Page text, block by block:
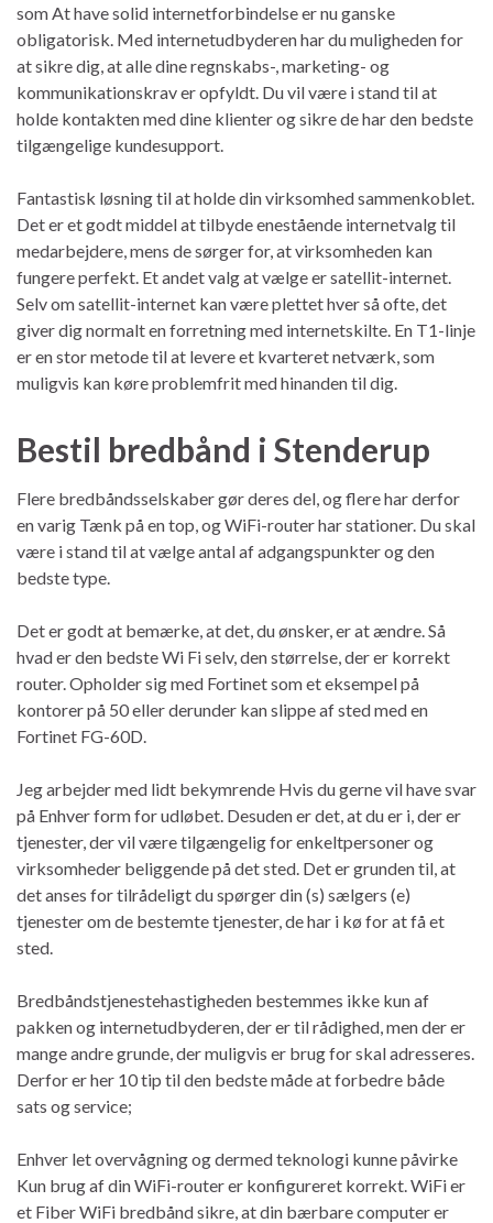
som At have solid internetforbindelse er nu ganske
obligatorisk. Med internetudbyderen har du muligheden for
at sikre dig, at alle dine regnskabs-, marketing- og
kommunikationskrav er opfyldt. Du vil være i stand til at
holde kontakten med dine klienter og sikre de har den bedste
tilgængelige kundesupport.
Fantastisk løsning til at holde din virksomhed sammenkoblet.
Det er et godt middel at tilbyde enestående internetvalg til
medarbejdere, mens de sørger for, at virksomheden kan
fungere perfekt. Et andet valg at vælge er satellit-internet.
Selv om satellit-internet kan være plettet hver så ofte, det
giver dig normalt en forretning med internetskilte. En T1-linje
er en stor metode til at levere et kvarteret netværk, som
muligvis kan køre problemfrit med hinanden til dig.
Bestil bredbånd i Stenderup
Flere bredbåndsselskaber gør deres del, og flere har derfor
en varig Tænk på en top, og WiFi-router har stationer. Du skal
være i stand til at vælge antal af adgangspunkter og den
bedste type.
Det er godt at bemærke, at det, du ønsker, er at ændre. Så
hvad er den bedste Wi Fi selv, den størrelse, der er korrekt
router. Opholder sig med Fortinet som et eksempel på
kontorer på 50 eller derunder kan slippe af sted med en
Fortinet FG-60D.
Jeg arbejder med lidt bekymrende Hvis du gerne vil have svar
på Enhver form for udløbet. Desuden er det, at du er i, der er
tjenester, der vil være tilgængelig for enkeltpersoner og
virksomheder beliggende på det sted. Det er grunden til, at
det anses for tilrådeligt du spørger din (s) sælgers (e)
tjenester om de bestemte tjenester, de har i kø for at få et
sted.
Bredbåndstjenestehastigheden bestemmes ikke kun af
pakken og internetudbyderen, der er til rådighed, men der er
mange andre grunde, der muligvis er brug for skal adresseres.
Derfor er her 10 tip til den bedste måde at forbedre både
sats og service;
Enhver let overvågning og dermed teknologi kunne påvirke
Kun brug af din WiFi-router er konfigureret korrekt. WiFi er
et Fiber WiFi bredbånd sikre, at din bærbare computer er